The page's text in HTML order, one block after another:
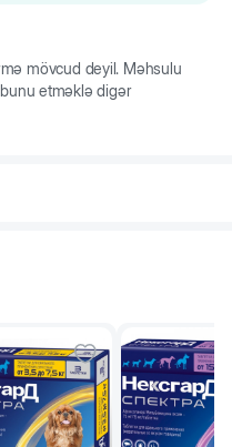
mövcud deyil. Məhsulu
etməklə digər